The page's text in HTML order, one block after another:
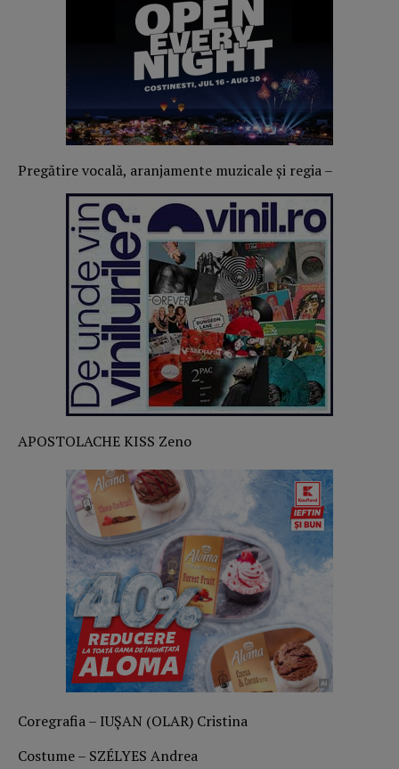
Pregătire vocală, aranjamente muzicale și regia –
APOSTOLACHE KISS Zeno
Coregrafia – IUȘAN (OLAR) Cristina
Costume – SZÉLYES Andrea